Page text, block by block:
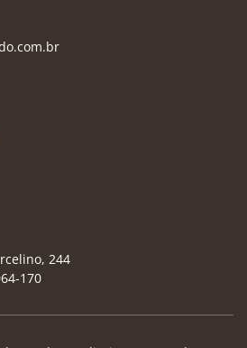
244
170